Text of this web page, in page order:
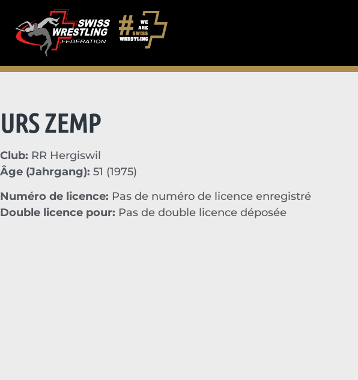
URS ZEMP
Club: RR Hergiswil
Âge (Jahrgang): 51 (1975)
Numéro de licence: Pas de numéro de licence enregistré
Double licence pour: Pas de double licence déposée